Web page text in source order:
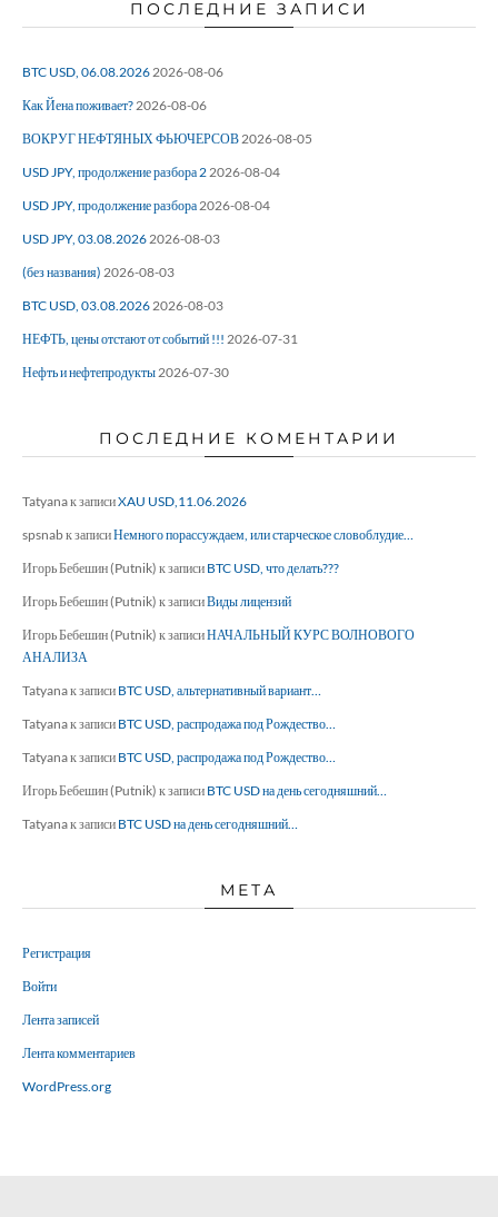
ПОСЛЕДНИЕ ЗАПИСИ
BTC USD, 06.08.20262026-08-06
Как Йена поживает?2026-08-06
ВОКРУГ НЕФТЯНЫХ ФЬЮЧЕРСОВ2026-08-05
USD JPY, продолжение разбора 22026-08-04
USD JPY, продолжение разбора2026-08-04
USD JPY, 03.08.20262026-08-03
(без названия) 2026-08-03
BTC USD, 03.08.20262026-08-03
НЕФТЬ, цены отстают от событий !!! 2026-07-31
Нефть и нефтепродукты2026-07-30
ПОСЛЕДНИЕ КОМЕНТАРИИ
Tatyanaк записиXAU USD,11.06.2026
spsnabк записиНемного порассуждаем, или старческое словоблудие…
Игорь Бебешин (Putnik) к записи BTC USD, что делать???
Игорь Бебешин (Putnik) к записиВиды лицензий
Игорь Бебешин (Putnik) к записиНАЧАЛЬНЫЙ КУРС ВОЛНОВОГО
АНАЛИЗА
Tatyanaк записи BTC USD, альтернативный вариант…
Tatyanaк записи BTC USD, распродажа под Рождество…
Tatyanaк записи BTC USD, распродажа под Рождество…
Игорь Бебешин (Putnik) к записи BTC USD на день сегодняшний…
Tatyanaк записи BTC USD на день сегодняшний…
МЕТА
Регистрация
Войти
Лента записей
Лента комментариев
WordPress.org